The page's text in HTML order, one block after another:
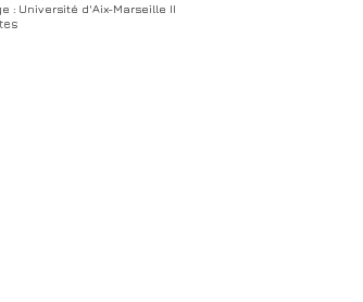
: Université d'Aix-Marseille II